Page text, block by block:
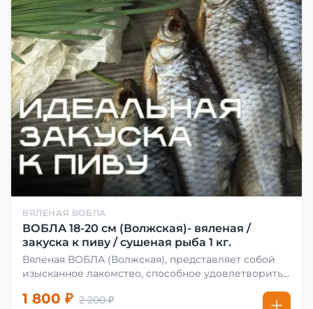
ВЯЛЕНАЯ ВОБЛА
ВОБЛА 18-20 см (Волжская)- вяленая /
закуска к пиву / сушеная рыба 1 кг.
Вяленая ВОБЛА (Волжская), представляет собой
изысканное лакомство, способное удовлетворить
сделать вяленую воблу, её сначала хорошо солят.
1 800 ₽ 2 200 ₽